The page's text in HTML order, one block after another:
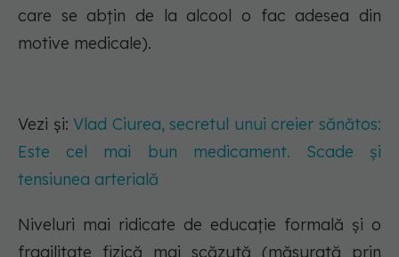
care se abțin de la alcool o fac adesea din
motive medicale).
Vezi și:Vlad Ciurea, secretul unui creier sănătos:
Este cel mai bun medicament. Scade și
tensiunea arterială
Niveluri mai ridicate de educație formală și o
fragilitate fizică mai scăzută (măsurată prin